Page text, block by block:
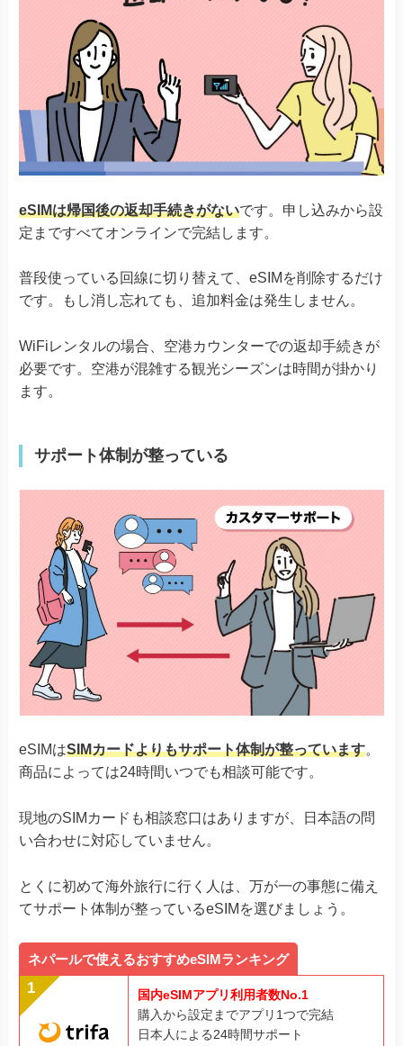
eSIMは帰国後の返却手続きがないです。申し込みから設
定まですべてオンラインで完結します。
普段使っている回線に切り替えて、eSIMを削除するだけ
です。もし消し忘れても、追加料金は発生しません。
WiFiレンタルの場合、空港カウンターでの返却手続きが
必要です。空港が混雑する観光シーズンは時間が掛かり
ます。
サポート体制が整っている
eSIMはSIMカードよりもサポート体制が整っています。
商品によっては24時間いつでも相談可能です。
現地のSIMカードも相談窓口はありますが、日本語の問
い合わせに対応していません。
とくに初めて海外旅行に行く人は、万が一の事態に備え
てサポート体制が整っているeSIMを選びましょう。
ネパールで使えるおすすめeSIMランキング
国内eSIMアプリ利用者数No.1
購入から設定までアプリ1つで完結
日本人による24時間サポート